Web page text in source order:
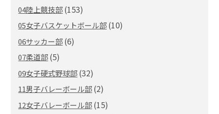
04陸上競技部 (153)
05女子バスケットボール部 (10)
06サッカー部 (6)
07柔道部 (5)
09女子硬式野球部 (32)
11男子バレーボール部 (2)
12女子バレーボール部 (15)